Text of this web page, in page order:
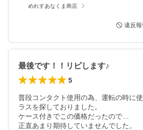
めれすあなくま商店
違反
最後です！！リピします♪
5
普段コンタクト使用の為、運転の時に
ラスを探しておりました。
ケース付きでこの価格だったので…
正直あまり期待していませんでした。